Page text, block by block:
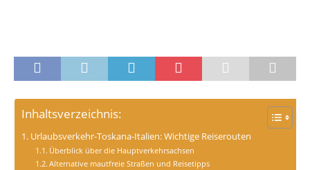
Inhaltsverzeichnis:
Urlaubsverkehr-Toskana-Italien: Wichtige Reiserouten
Überblick über die Hauptverkehrsachsen
Alternative mautfreie Straßen und Reisetipps